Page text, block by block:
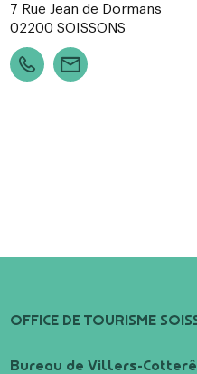
7 Rue Jean de Dormans
02200 SOISSONS
OFFICE DE TOURISME
Bureau de Villers-